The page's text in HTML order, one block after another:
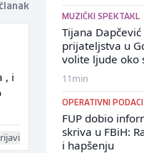
, i
MUZIČKI SPEKTAKL
Tijana
prijateljstva u
volite ljude oko
11min
OPERATIVNI PODACI
FUP dobio
skriva u FBiH:
i hapšenju